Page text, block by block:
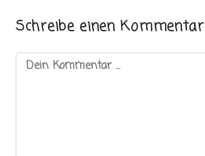
Schreibe einen Kommentar
Kommentieren